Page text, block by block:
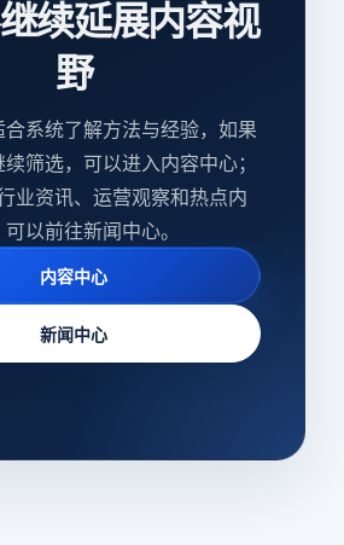
续延展内容视
野
系统了解方法与经验，如果
筛选，可以进入内容中心；
业资讯、运营观察和热点内
以前往新闻中心。
内容中心
新闻中心